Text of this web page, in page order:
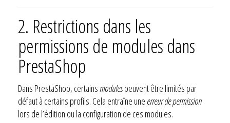
2. Restrictions dans les
permissions de modules dans
PrestaShop
Dans PrestaShop, certains modulespeuvent être limités par
défaut à certains profils. Cela entraîne une erreur de permission
lors de l’édition ou la configuration de ces modules.